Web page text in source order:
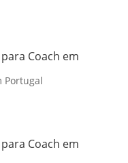
Coach em
Portugal
Coach em